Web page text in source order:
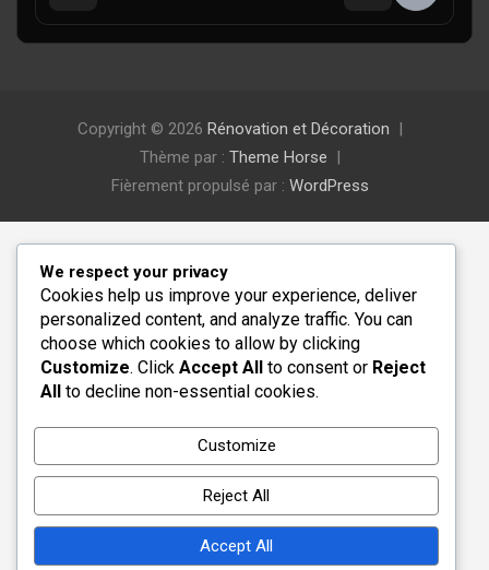
Copyright © 2026 Rénovation et Décoration
Thème par : Theme Horse
Fièrement propulsé par : WordPress
We respect your privacy
Cookies help us improve your experience, deliver
personalized content, and analyze traffic. You can
choose which cookies to allow by clicking
Customize. Click Accept All to consent or Reject
All to decline non-essential cookies.
Customize
Reject All
Accept All